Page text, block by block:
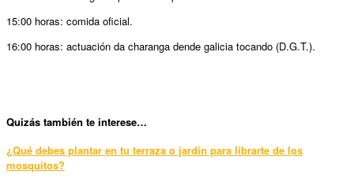
15:00 horas: comida oficial.
16:00 horas: actuación da charanga dende galicia tocando (D.G.T.).
Quizás también te interese…
¿Qué debes plantar en tu terraza o jardín para librarte de los
mosquitos?